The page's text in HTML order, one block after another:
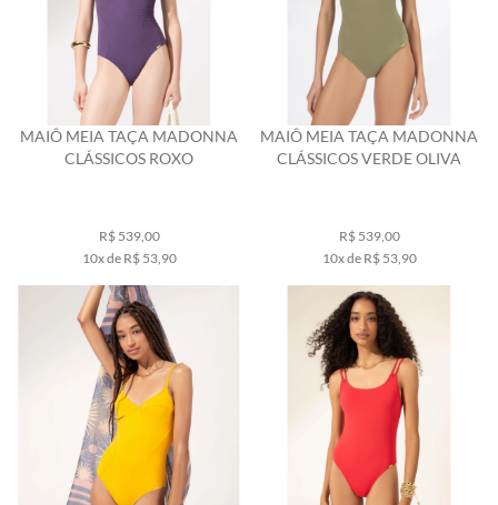
MAIÔ MEIA TAÇA MADONNA
CLÁSSICOS ROXO
R$ 539,00
10x de R$ 53,90
MAIÔ MEIA TAÇA MADONNA
CLÁSSICOS VERDE OLIVA
R$ 539,00
10x de R$ 53,90